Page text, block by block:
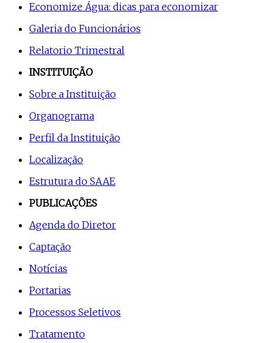
Economize Água: dicas para economizar
Galeria do Funcionários
Relatorio Trimestral
INSTITUIÇÃO
Sobre a Instituição
Organograma
Perfil da Instituição
Localização
Estrutura do SAAE
PUBLICAÇÕES
Agenda do Diretor
Captação
Notícias
Portarias
Processos Seletivos
Tratamento